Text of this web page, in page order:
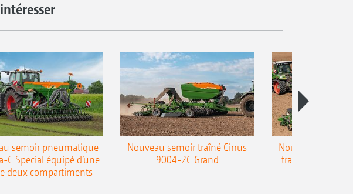
semoir pneumatique
C Special équipé d’une
deux compartiments
Nouveau semoir traîné Cirrus
9004-2C Grand
Nouveau semoir
traîné Precea-